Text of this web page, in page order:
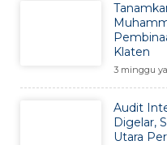
Klaten
3 minggu
Audit
Digelar,
Utara